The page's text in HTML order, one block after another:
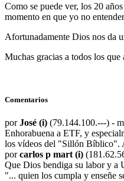
Como se puede ver, los 20
momento en que yo no
Afortunadamente Dios nos da
Muchas gracias a todos los
Comentarios
porJosé (i) (79.144.100.---) -
Enhorabuena a ETF, y
los vídeos del "Sillón Bíblico".
porcarlos p mart (i)
Que Dios bendiga su labor y a
"... quien los cumpla y enseñe